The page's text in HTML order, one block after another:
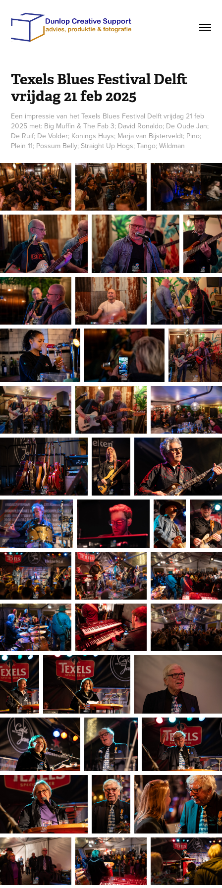
Texels Blues Festival Delft
vrijdag 21 feb 2025
Een impressie van het Texels Blues Festival Delft vrijdag 21 feb
2025 met: Big Muffin & The Fab 3; David Ronaldo; De Oude Jan;
De Ruif; De Volder; Konings Huys; Marja van Bijsterveldt; Pino;
Plein 11; Possum Belly; Straight Up Hogs; Tango; Wildman